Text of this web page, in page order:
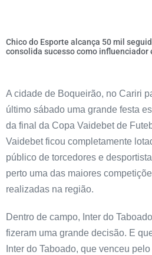
Chico do Esporte alcança 50 mil
consolida sucesso como influenciador
A cidade de Boqueirão, no Cariri
último sábado uma grande festa
da final da Copa Vaidebet de
Vaidebet ficou completamente
público de torcedores e
perto uma das maiores
realizadas na região.
Dentro de campo, Inter do
fizeram uma grande decisão. E
Inter do Taboado, que venceu